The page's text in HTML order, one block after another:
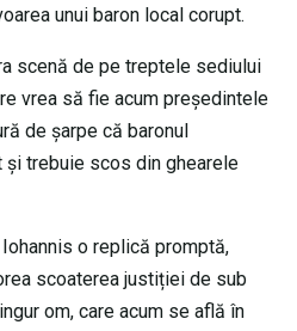
unui baron local corupt.
scenă de pe treptele sediului
vrea să fie acum președintele
de șarpe că baronul
trebuie scos din ghearele
o replică promptă,
scoaterea justiției de sub
om, care acum se află în